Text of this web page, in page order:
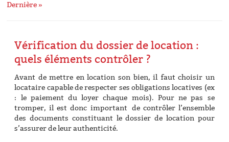
Dernière »
Vérification du dossier de location :
quels éléments contrôler ?
Avant de mettre en location son bien, il faut choisir un
locataire capable de respecter ses obligations locatives (ex
: le paiement du loyer chaque mois). Pour ne pas se
tromper, il est donc important de contrôler l’ensemble
des documents constituant le dossier de location pour
s’assurer de leur authenticité.